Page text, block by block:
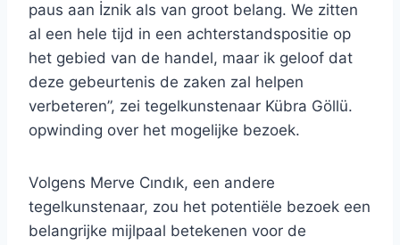
paus aan İznik als van groot belang. We zitten
al een hele tijd in een achterstandspositie op
het gebied van de handel, maar ik geloof dat
deze gebeurtenis de zaken zal helpen
verbeteren”, zei tegelkunstenaar Kübra Göllü.
opwinding over het mogelijke bezoek.
Volgens Merve Cındık, een andere
tegelkunstenaar, zou het potentiële bezoek een
belangrijke mijlpaal betekenen voor de